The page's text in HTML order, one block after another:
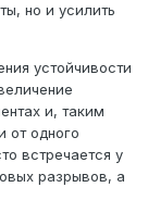
но и усилить
устойчивости
и, таким
от одного
встречается у
разрывов, а